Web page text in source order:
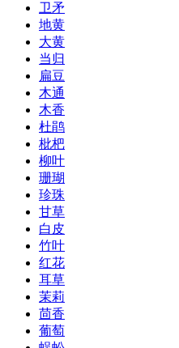
卫矛
地黄
大黄
当归
扁豆
木通
木香
杜鹃
枇杷
柳叶
珊瑚
珍珠
甘草
白皮
竹叶
红花
耳草
茉莉
茴香
葡萄